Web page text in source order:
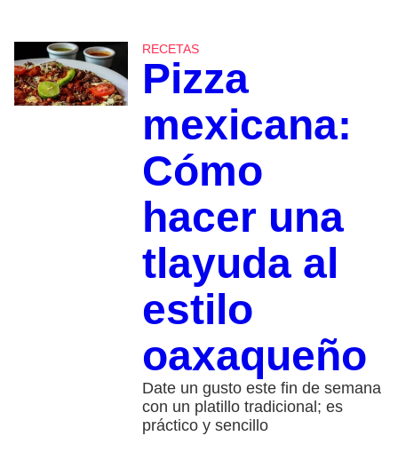
RECETAS
Pizza
mexicana:
Cómo
hacer una
tlayuda al
estilo
oaxaqueño
Date un gusto este fin de semana
con un platillo tradicional; es
práctico y sencillo